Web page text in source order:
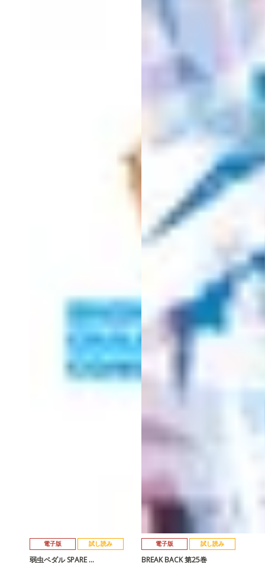
電子版 試し読み
弱虫ペダル SPARE …
電子版 試し読み
BREAK BACK 第25巻